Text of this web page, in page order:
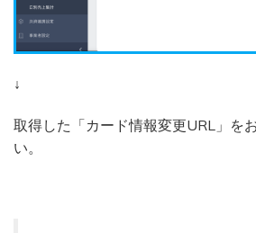
↓
取得した「カード情報変更URL」を
い。